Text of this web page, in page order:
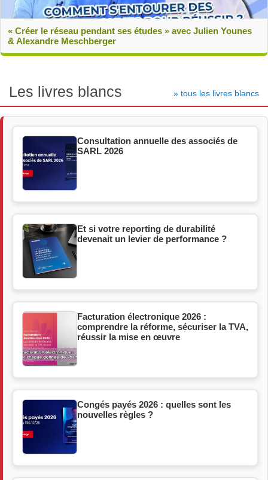
« Créer le réseau pendant ses études » avec Julien Younes
& Alexandre Meschberger
Les livres blancs » tous les livres blancs
Consultation annuelle des associés de
SARL 2026
Et si votre reporting de durabilité
devenait un levier de performance ?
Facturation électronique 2026 :
comprendre la réforme, sécuriser la TVA,
réussir la mise en œuvre
Congés payés 2026 : quelles sont les
nouvelles règles ?